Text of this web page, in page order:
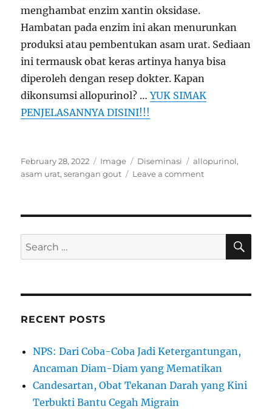
menghambat enzim xantin oksidase.
Hambatan pada enzim ini akan menurunkan
produksi atau pembentukan asam urat. Sediaan
ini termausk obat keras artinya hanya bisa
diperoleh dengan resep dokter. Kapan
dikonsumsi allopurinol? …YUK SIMAK
PENJELASANNYA DISINI!!!
Posted
on
February 28, 2022 Format
Image Categories
Diseminasi Tags
allopurinol,
asam urat,serangan gout Leave a commenton
Penyakit
Urat
Search
for:
RECENT POSTS
NPS: Dari Coba-Coba Jadi Ketergantungan,
Ancaman Diam-Diam yang Mematikan
Candesartan, Obat Tekanan Darah yang Kini
Terbukti Bantu Cegah Migrain